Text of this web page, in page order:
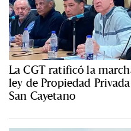
La CGT ratificó la
ley de Propiedad
San Cayetano